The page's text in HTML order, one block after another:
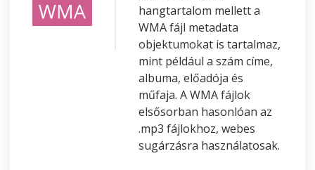
hangtartalom mellett a
WMA fájl metadata
objektumokat is tartalmaz,
mint például a szám címe,
albuma, előadója és
műfaja. A WMA fájlok
elsősorban hasonlóan az
.mp3 fájlokhoz, webes
sugárzásra használatosak.